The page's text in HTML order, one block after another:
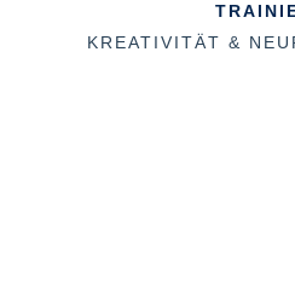
KREATIVITÄT &